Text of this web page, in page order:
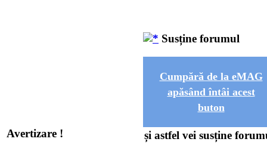
Avertizare !
Susține forumul
Cumpără de la eMAG
apăsând întâi acest
buton
și astfel vei susține